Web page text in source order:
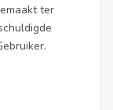
ter